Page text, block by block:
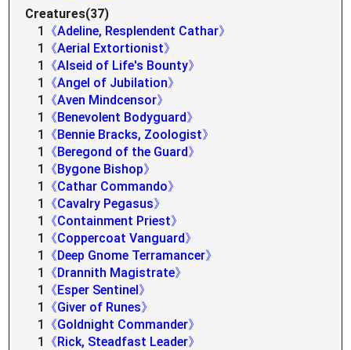
Creatures(37)
1
《Adeline, Resplendent Cathar》
1
《Aerial Extortionist》
1
《Alseid of Life's Bounty》
1
《Angel of Jubilation》
1
《Aven Mindcensor》
1
《Benevolent Bodyguard》
1
《Bennie Bracks, Zoologist》
1
《Beregond of the Guard》
1
《Bygone Bishop》
1
《Cathar Commando》
1
《Cavalry Pegasus》
1
《Containment Priest》
1
《Coppercoat Vanguard》
1
《Deep Gnome Terramancer》
1
《Drannith Magistrate》
1
《Esper Sentinel》
1
《Giver of Runes》
1
《Goldnight Commander》
1
《Rick, Steadfast Leader》